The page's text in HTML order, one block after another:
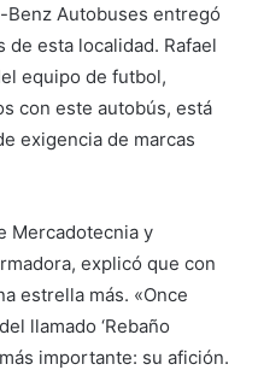
Benz Autobuses entregó
de esta localidad. Rafael
equipo de futbol,
con este autobús, está
exigencia de marcas
Mercadotecnia y
explicó que con
estrella más. «Once
llamado ‘Rebaño
importante: su afición.